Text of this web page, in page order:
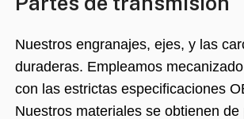
Nuestros engranajes, ejes, y las
duraderas. Empleamos
con las estrictas especificaciones
Nuestros materiales se obtienen